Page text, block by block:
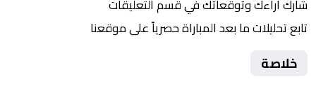
شارك آراءك وتوقعاتك في قسم التعليقات
تابع تحليلات ما بعد المباراة حصرياً على موقعنا
خلاصة